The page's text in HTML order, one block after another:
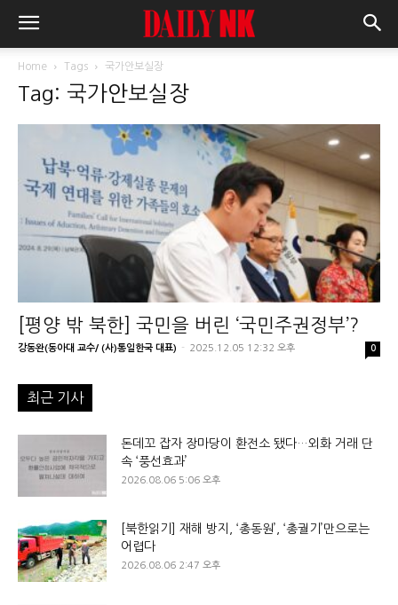
Home Tags 국가안보실장
Tag: 국가안보실장
[평양 밖 북한] 국민을 버린 ‘국민주권정부’?
강동완(동아대 교수/ (사)통일한국 대표) - 2025.12.05 12:32 오후 0
최근 기사
돈데꼬 잡자 장마당이 환전소 됐다…외화 거래 단
속 ‘풍선효과’
2026.08.06 5:06 오후
[북한읽기] 재해 방지, ‘총동원’, ‘총궐기’만으로는
어렵다
2026.08.06 2:47 오후